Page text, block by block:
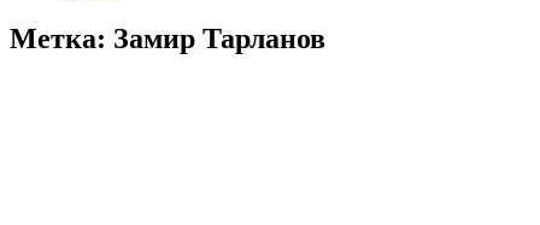
Метка: Замир Тарланов